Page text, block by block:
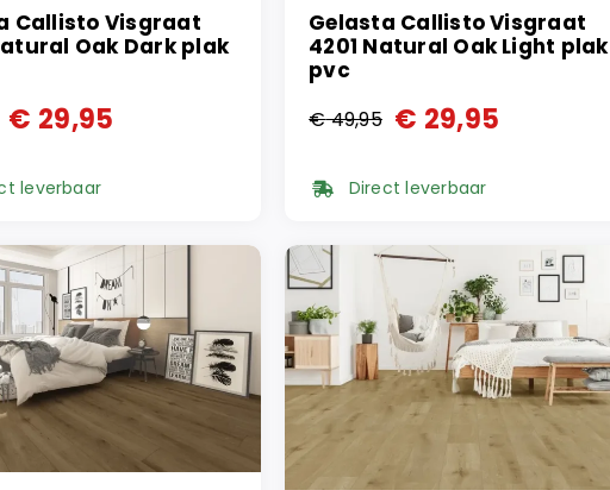
Callisto Visgraat
Oak Dark plak
€ 29,95
leverbaar
Gelasta Callisto Visgraat
4201 Natural Oak Light plak
pvc
€49,95
Oorspronkelijke
prijs
€ 49,95.
€ 29,95
Huidige
prijs
€ 29,95.
Direct leverbaar